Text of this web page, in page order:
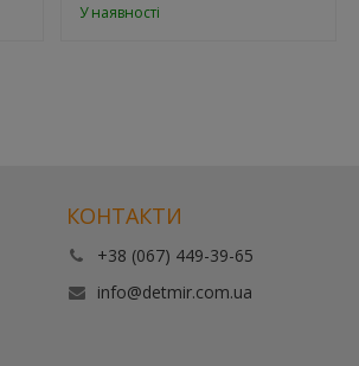
У наявності
КОНТАКТИ
+38 (067) 449-39-65
info@detmir.com.ua